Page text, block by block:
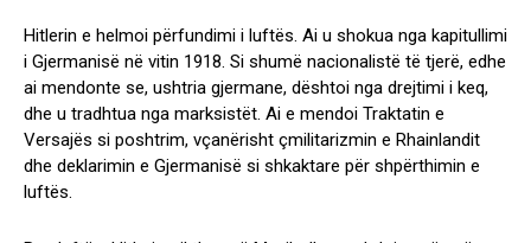
Hitlerin e helmoi përfundimi i luftës. Ai u shokua nga kapitullimi
i Gjermanisë në vitin 1918. Si shumë nacionalistë të tjerë, edhe
ai mendonte se, ushtria gjermane, dështoi nga drejtimi i keq,
dhe u tradhtua nga marksistët. Ai e mendoi Traktatin e
Versajës si poshtrim, vçanërisht çmilitarizmin e Rhainlandit
dhe deklarimin e Gjermanisë si shkaktare për shpërthimin e
luftës.